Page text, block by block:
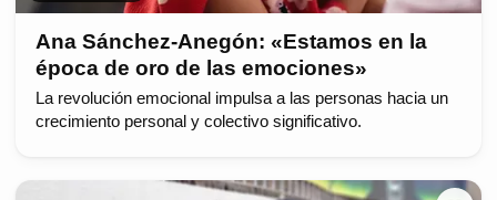
Ana Sánchez-Anegón: «Estamos en la
época de oro de las emociones»
La revolución emocional impulsa a las personas hacia un
crecimiento personal y colectivo significativo.